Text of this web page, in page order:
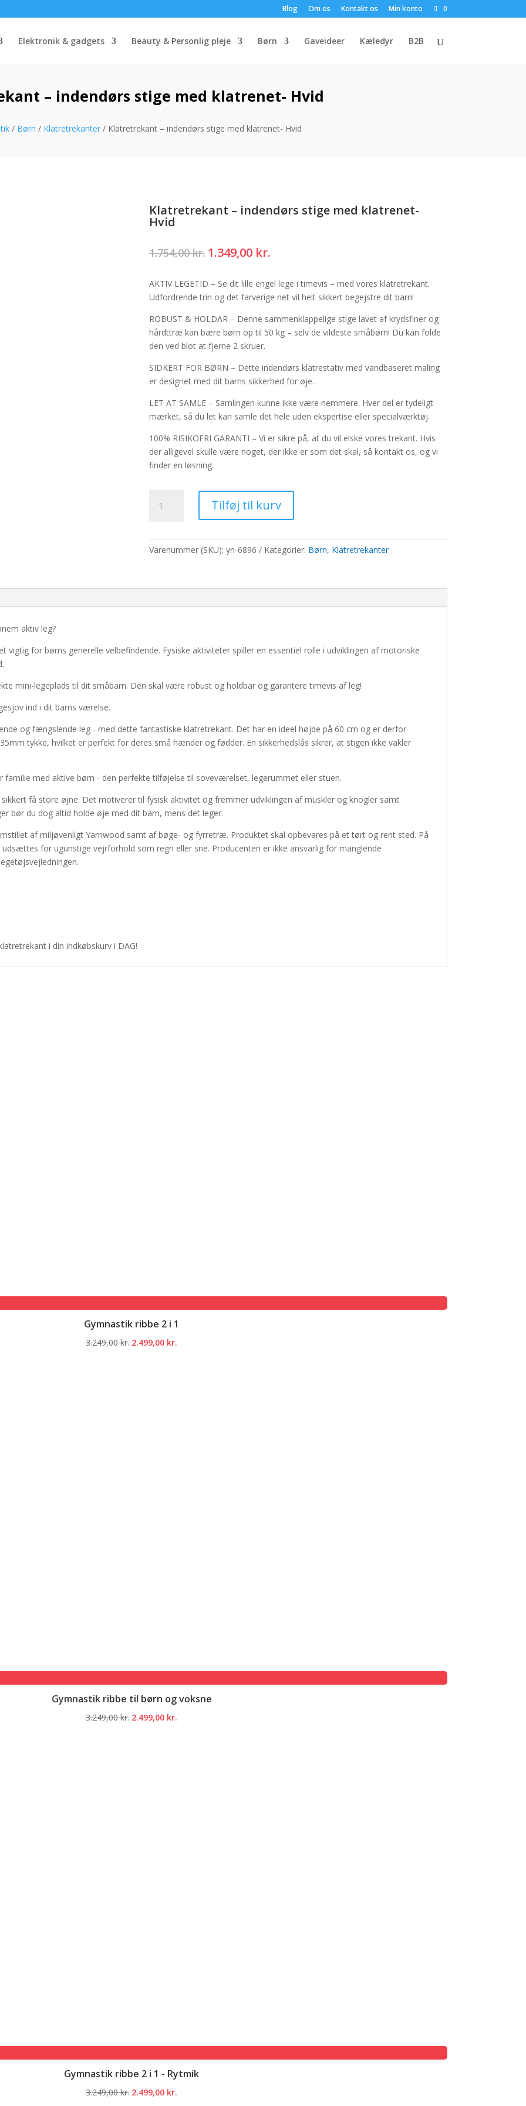
Blog Om os Kontakt os Min konto 0
Elektronik & gadgets Beauty & Personlig pleje Børn Gaveideer Kæledyr B2B
– indendørs stige med klatrenet- Hvid
/ Børn / Klatretrekanter/ Klatretrekant – indendørs stige med klatrenet- Hvid
Klatretrekant – indendørs stige med klatrenet-
Hvid
1.754,00kr. Den
pris
var:
1.754,00 kr..
1.349,00 kr.Den
pris
er:
1.349,00 kr..
AKTIV LEGETID – Se dit lille engel lege i timevis – med vores klatretrekant.
Udfordrende trin og det farverige net vil helt sikkert begejstre dit barn!
ROBUST & HOLDAR – Denne sammenklappelige stige lavet af krydsfiner og
hårdttræ kan bære børn op til 50 kg – selv de vildeste småbørn! Du kan folde
den ved blot at fjerne 2 skruer.
SIDKERT FOR BØRN – Dette indendørs klatrestativ med vandbaseret maling
er designet med dit barns sikkerhed for øje.
LET AT SAMLE – Samlingen kunne ikke være nemmere. Hver del er tydeligt
mærket, så du let kan samle det hele uden ekspertise eller specialværktøj.
100% RISIKOFRI GARANTI – Vi er sikre på, at du vil elske vores trekant. Hvis
der alligevel skulle være noget, der ikke er som det skal, så kontakt os, og vi
finder en løsning.
med
antal
Tilføj til kurv
Varenummer (SKU): yn-6896 Kategorier: Børn, Klatretrekanter
aktiv leg?
for børns generelle velbefindende. Fysiske aktiviteter spiller en essentiel rolle i udviklingen af motoriske
mini-legeplads til dit småbarn. Den skal være robust og holdbar og garantere timevis af leg!
ind i dit barns værelse.
og fængslende leg - med dette fantastiske klatretrekant. Det har en ideel højde på 60 cm og er derfor
tykke, hvilket er perfekt for deres små hænder og fødder. En sikkerhedslås sikrer, at stigen ikke vakler
med aktive børn - den perfekte tilføjelse til soveværelset, legerummet eller stuen.
få store øjne. Det motiverer til fysisk aktivitet og fremmer udviklingen af muskler og knogler samt
bør du dog altid holde øje med dit barn, mens det leger.
af miljøvenligt Yarnwood samt af bøge- og fyrretræ. Produktet skal opbevares på et tørt og rent sted. På
for ugunstige vejrforhold som regn eller sne. Producenten er ikke ansvarlig for manglende
i din indkøbskurv i DAG!
Gymnastik ribbe 2 i 1
3.249,00kr. Den
2.499,00 kr.
Gymnastik ribbe til børn og voksne
3.249,00kr. Den
2.499,00 kr.
Gymnastik ribbe 2 i 1 - Rytmik
3.249,00kr. Den
2.499,00 kr.